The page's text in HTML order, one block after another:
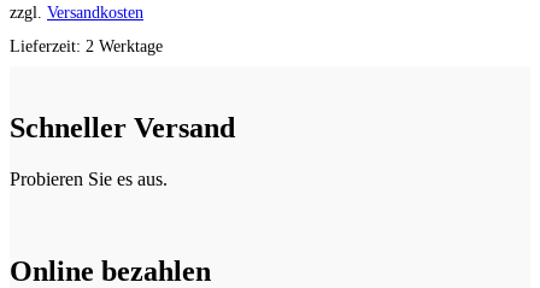
zzgl. Versandkosten
Lieferzeit: 2 Werktage
Schneller Versand
Probieren Sie es aus.
Online bezahlen